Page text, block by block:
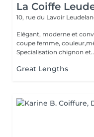
La Coiffe
10, rue du Lavoir
Elégant, moderne et convivial Coupe homme,
coupe femme,
Specialisation chignon
Great Lengths